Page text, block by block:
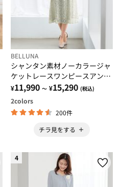
BELLUNA
シャンタン素材ノーカラージャ
ケットレースワンピースアンサ
ンブル
¥11,990 ～ ¥15,290 (税込)
2colors
200件
チラ見をする
4